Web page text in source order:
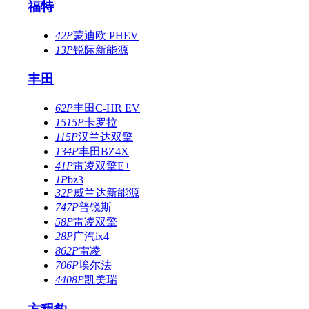
福特
42P蒙迪欧 PHEV
13P锐际新能源
丰田
62P丰田C-HR EV
1515P卡罗拉
115P汉兰达双擎
134P丰田BZ4X
41P雷凌双擎E+
1Pbz3
32P威兰达新能源
747P普锐斯
58P雷凌双擎
28P广汽ix4
862P雷凌
706P埃尔法
4408P凯美瑞